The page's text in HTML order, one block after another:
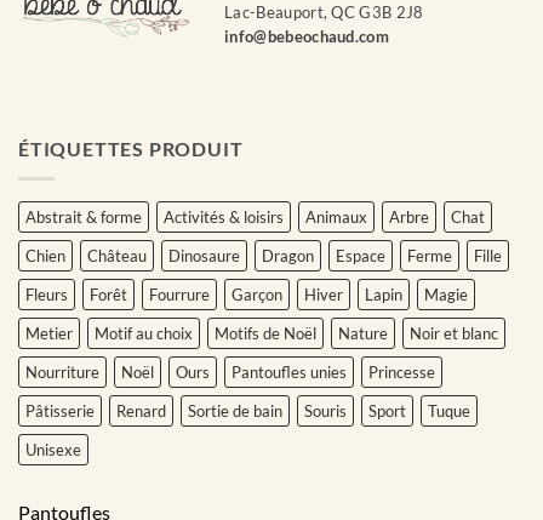
Lac-Beauport, QC G3B 2J8
info@bebeochaud.com
ÉTIQUETTES PRODUIT
Abstrait & forme Activités & loisirs Animaux Arbre
Chat
Chien
Château Dinosaure Dragon Espace Ferme
Fille
Fleurs
Forêt Fourrure Garçon Hiver Lapin
Magie
Metier
Motif au choix Motifs de Noël Nature
Noir et blanc
Nourriture
Noël Ours Pantoufles unies
Princesse
Pâtisserie
Renard Sortie de bain Souris Sport
Tuque
Unisexe
Pantoufles